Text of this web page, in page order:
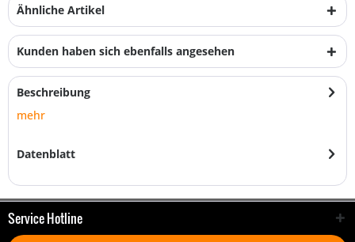
Ähnliche Artikel
Kunden haben sich ebenfalls angesehen
Beschreibung
mehr
Datenblatt
Service Hotline